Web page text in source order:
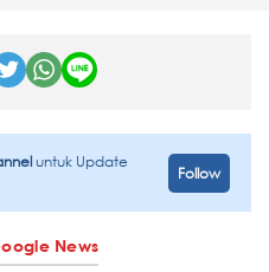
untuk Update
Follow
News